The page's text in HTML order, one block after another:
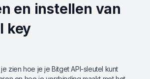
en instellen van
key
zien hoe je je Bitget API-sleutel kunt